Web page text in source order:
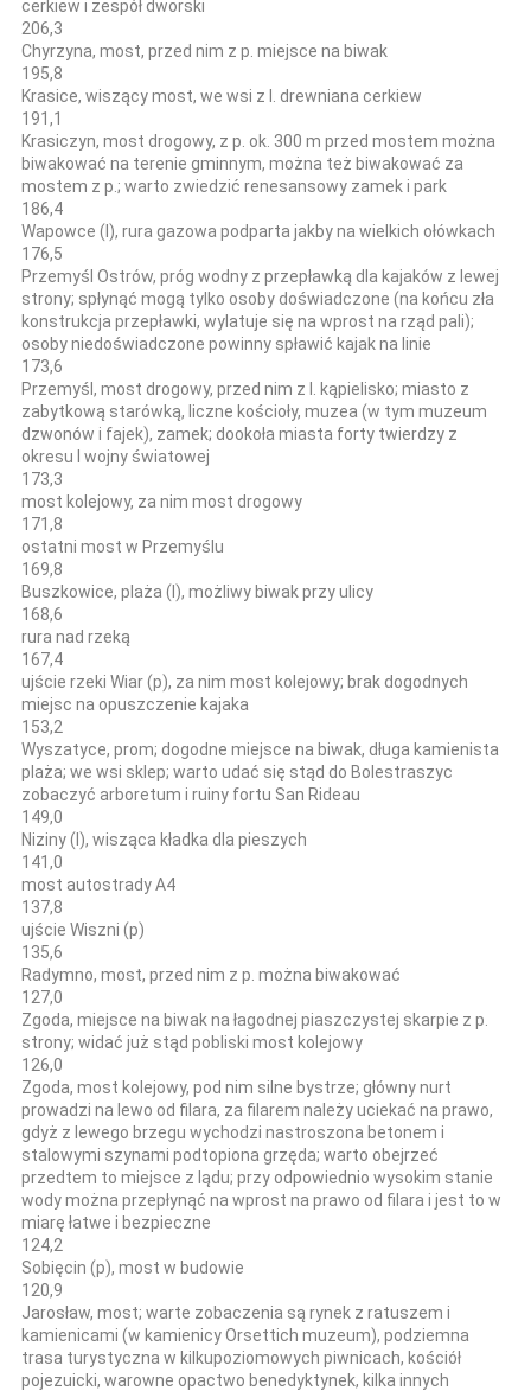
cerkiew i zespół dworski
206,3
Chyrzyna, most, przed nim z p. miejsce na biwak
195,8
Krasice, wiszący most, we wsi z l. drewniana cerkiew
191,1
Krasiczyn, most drogowy, z p. ok. 300 m przed mostem można
biwakować na terenie gminnym, można też biwakować za
mostem z p.; warto zwiedzić renesansowy zamek i park
186,4
Wapowce (l), rura gazowa podparta jakby na wielkich ołówkach
176,5
Przemyśl Ostrów, próg wodny z przepławką dla kajaków z lewej
strony; spłynąć mogą tylko osoby doświadczone (na końcu zła
konstrukcja przepławki, wylatuje się na wprost na rząd pali);
osoby niedoświadczone powinny spławić kajak na linie
173,6
Przemyśl, most drogowy, przed nim z l. kąpielisko; miasto z
zabytkową starówką, liczne kościoły, muzea (w tym muzeum
dzwonów i fajek), zamek; dookoła miasta forty twierdzy z
okresu I wojny światowej
173,3
most kolejowy, za nim most drogowy
171,8
ostatni most w Przemyślu
169,8
Buszkowice, plaża (l), możliwy biwak przy ulicy
168,6
rura nad rzeką
167,4
ujście rzeki Wiar (p), za nim most kolejowy; brak dogodnych
miejsc na opuszczenie kajaka
153,2
Wyszatyce, prom; dogodne miejsce na biwak, długa kamienista
plaża; we wsi sklep; warto udać się stąd do Bolestraszyc
zobaczyć arboretum i ruiny fortu San Rideau
149,0
Niziny (l), wisząca kładka dla pieszych
141,0
most autostrady A4
137,8
ujście Wiszni (p)
135,6
Radymno, most, przed nim z p. można biwakować
127,0
Zgoda, miejsce na biwak na łagodnej piaszczystej skarpie z p.
strony; widać już stąd pobliski most kolejowy
126,0
Zgoda, most kolejowy, pod nim silne bystrze; główny nurt
prowadzi na lewo od filara, za filarem należy uciekać na prawo,
gdyż z lewego brzegu wychodzi nastroszona betonem i
stalowymi szynami podtopiona grzęda; warto obejrzeć
przedtem to miejsce z lądu; przy odpowiednio wysokim stanie
wody można przepłynąć na wprost na prawo od filara i jest to w
miarę łatwe i bezpieczne
124,2
Sobięcin (p), most w budowie
120,9
Jarosław, most; warte zobaczenia są rynek z ratuszem i
kamienicami (w kamienicy Orsettich muzeum), podziemna
trasa turystyczna w kilkupoziomowych piwnicach, kościół
pojezuicki, warowne opactwo benedyktynek, kilka innych